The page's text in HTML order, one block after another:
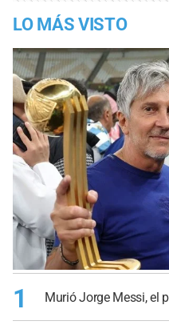
LO MÁS VISTO
1 Murió Jorge Messi, el